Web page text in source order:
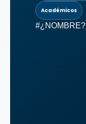
Académicos
#¿NOMBRE?